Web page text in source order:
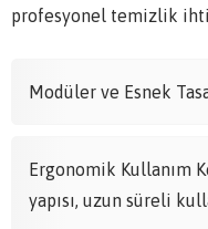
profesyonel temizlik
Modüler ve Esnek
Ergonomik Kullanım
yapısı, uzun süreli